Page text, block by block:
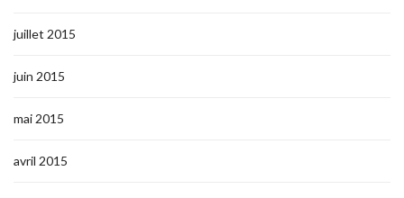
juillet 2015
juin 2015
mai 2015
avril 2015